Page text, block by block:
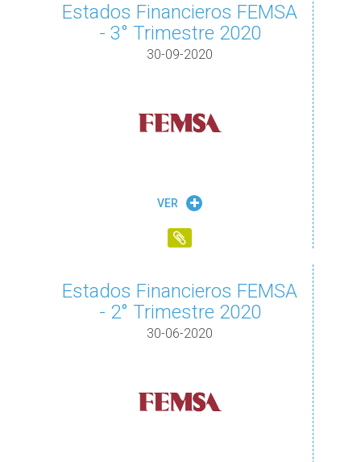
Estados Financieros FEMSA
- 3° Trimestre 2020
30-09-2020
VER
Estados Financieros FEMSA
- 2° Trimestre 2020
30-06-2020